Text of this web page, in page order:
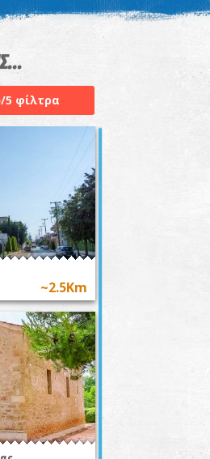
/5 φίλτρα
~2.5Km